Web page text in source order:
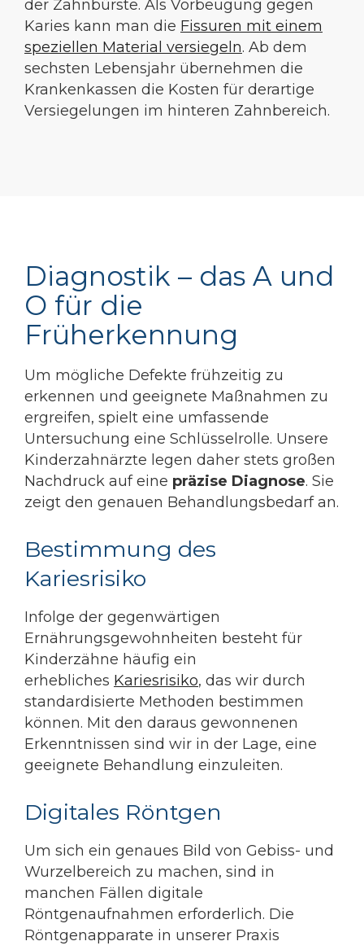
der Zahnbürste. Als Vorbeugung gegen
Karies kann man die Fissuren mit einem
speziellen Material versiegeln. Ab dem
sechsten Lebensjahr übernehmen die
Krankenkassen die Kosten für derartige
Versiegelungen im hinteren Zahnbereich.
Diagnostik – das A und
O für die
Früherkennung
Um mögliche Defekte frühzeitig zu
erkennen und geeignete Maßnahmen zu
ergreifen, spielt eine umfassende
Untersuchung eine Schlüsselrolle. Unsere
Kinderzahnärzte legen daher stets großen
Nachdruck auf eine präzise Diagnose. Sie
zeigt den genauen Behandlungsbedarf an.
Bestimmung des
Kariesrisiko
Infolge der gegenwärtigen
Ernährungsgewohnheiten besteht für
Kinderzähne häufig ein
erhebliches Kariesrisiko, das wir durch
standardisierte Methoden bestimmen
können. Mit den daraus gewonnenen
Erkenntnissen sind wir in der Lage, eine
geeignete Behandlung einzuleiten.
Digitales Röntgen
Um sich ein genaues Bild von Gebiss- und
Wurzelbereich zu machen, sind in
manchen Fällen digitale
Röntgenaufnahmen erforderlich. Die
Röntgenapparate in unserer Praxis